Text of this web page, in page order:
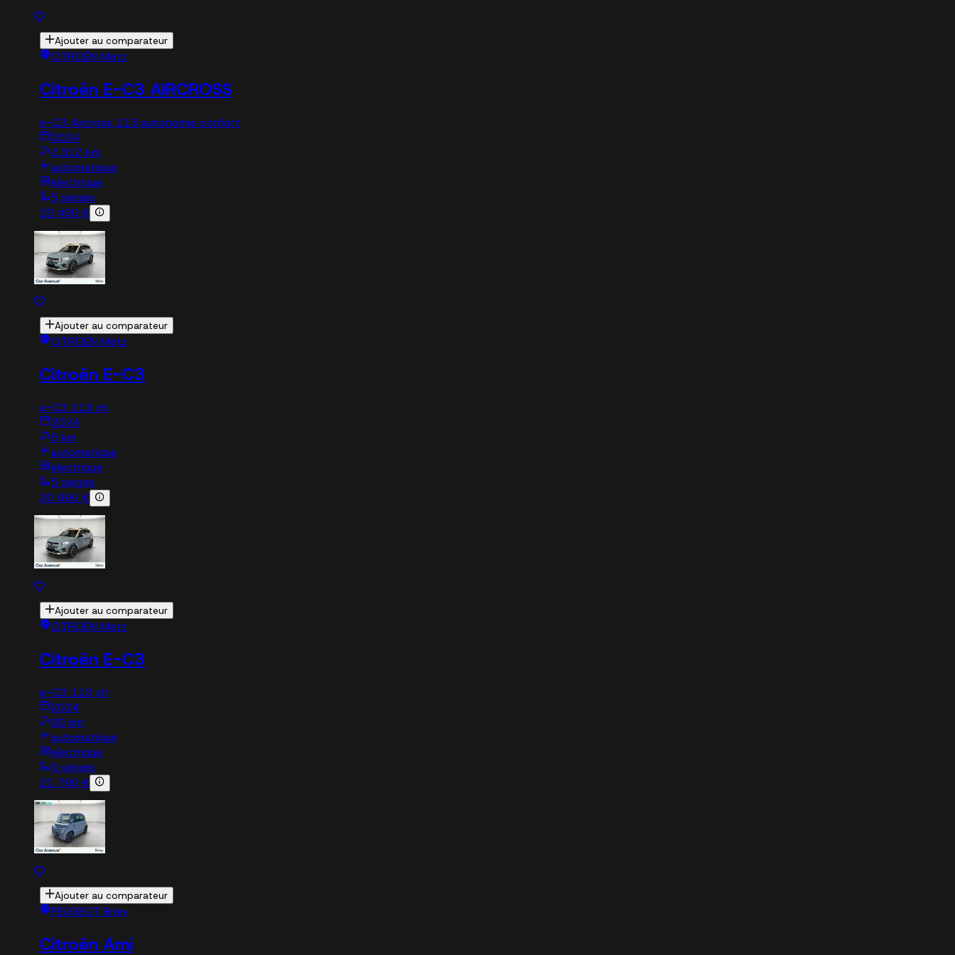
Ajouter au comparateur
CITROËN Metz
Citroën E-C3 AIRCROSS
e-C3 Aircross 113 autonomie confort
2024
2,312 km
automatique
electrique
5 sieges
23 490 €
Ajouter au comparateur
CITROËN Metz
Citroën E-C3
e-C3 113 ch
2024
5 km
automatique
electrique
5 sieges
20 990 €
Ajouter au comparateur
CITROËN Metz
Citroën E-C3
e-C3 113 ch
2024
30 km
automatique
electrique
5 sieges
21 790 €
Ajouter au comparateur
PEUGEOT Briey
Citroën Ami